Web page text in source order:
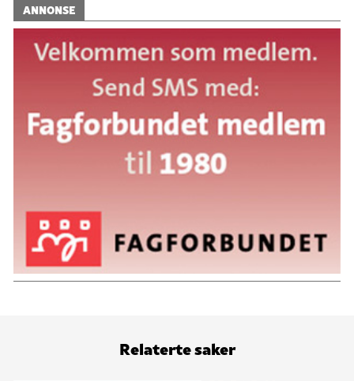
ANNONSE
Relaterte saker